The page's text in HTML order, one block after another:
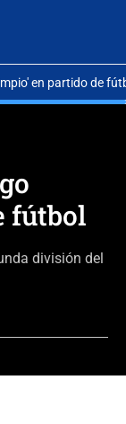
en partido de
fútbol
división del